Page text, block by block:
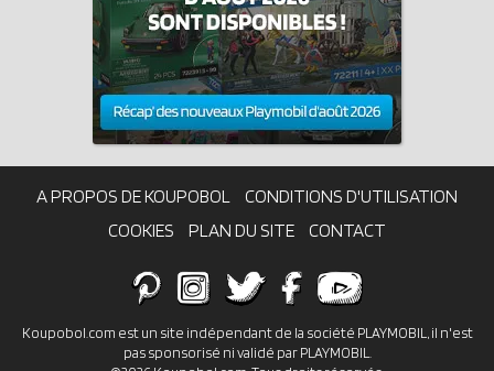
A PROPOS DE KOUPOBOL
CONDITIONS D'UTILISATION
COOKIES
PLAN DU SITE CONTACT
Koupobol.com est un site indépendant de la société PLAYMOBIL, il n'est
pas sponsorisé ni validé par PLAYMOBIL.